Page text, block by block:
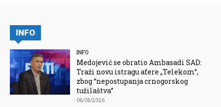
INFO
INFO
Medojević se obratio Ambasadi SAD:
Traži novu istragu afere „Telekom“,
zbog “nepostupanja crnogorskog
tužilaštva”
08/08/2026